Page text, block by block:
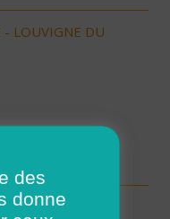
- LOUVIGNE DU
(H/F)
des
donne